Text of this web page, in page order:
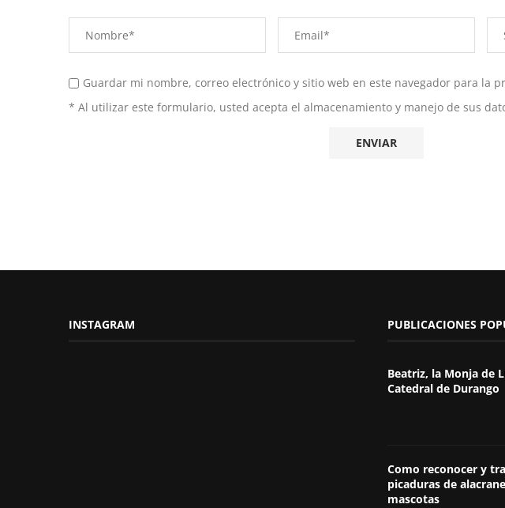
Guardar mi nombre, correo electrónico y sitio web en este navegador para la
* Al utilizar este formulario, usted acepta el almacenamiento y manejo de sus
INSTAGRAM PUBLICACIONES
Beatriz, la Monja de
Catedral de Durango
Como reconocer y
picaduras de
mascotas